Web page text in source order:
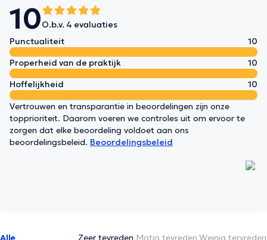
10O.b.v. 4 evaluaties
Punctualiteit
10
Properheid van de praktijk
10
Hoffelijkheid
10
Vertrouwen en transparantie in beoordelingen zijn onze
topprioriteit. Daarom voeren we controles uit om ervoor te
zorgen dat elke beoordeling voldoet aan ons
beoordelingsbeleid. Beoordelingsbeleid
Alle Zeer tevreden Matig tevreden Weinig tervreden